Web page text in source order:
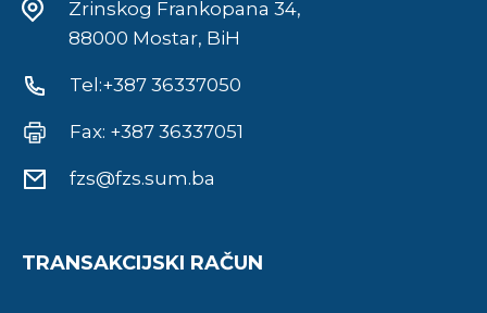
Zrinskog Frankopana 34,
88000 Mostar, BiH
Tel:+387 36337050
Fax: +387 36337051
fzs@fzs.sum.ba
TRANSAKCIJSKI RAČUN